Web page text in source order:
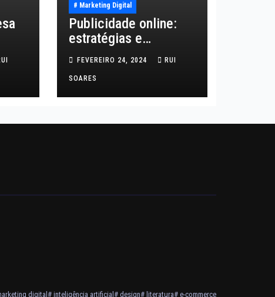
# Marketing Digital
Publicidade online:
estratégias e
tendências
FEVEREIRO 24, 2024 RUI
SOARES
digital # inteligência artificial # design# literatura# e-commerce